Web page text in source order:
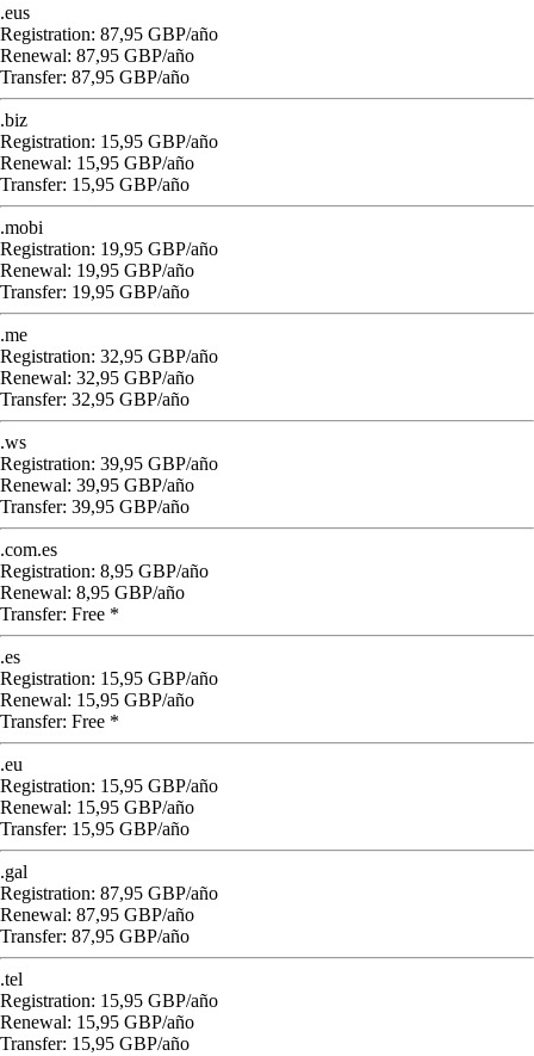
.eus
Registration: 87,95 GBP/año
Renewal: 87,95 GBP/año
Transfer: 87,95 GBP/año
.biz
Registration: 15,95 GBP/año
Renewal: 15,95 GBP/año
Transfer: 15,95 GBP/año
.mobi
Registration: 19,95 GBP/año
Renewal: 19,95 GBP/año
Transfer: 19,95 GBP/año
.me
Registration: 32,95 GBP/año
Renewal: 32,95 GBP/año
Transfer: 32,95 GBP/año
.ws
Registration: 39,95 GBP/año
Renewal: 39,95 GBP/año
Transfer: 39,95 GBP/año
.com.es
Registration: 8,95 GBP/año
Renewal: 8,95 GBP/año
Transfer: Free *
.es
Registration: 15,95 GBP/año
Renewal: 15,95 GBP/año
Transfer: Free *
.eu
Registration: 15,95 GBP/año
Renewal: 15,95 GBP/año
Transfer: 15,95 GBP/año
.gal
Registration: 87,95 GBP/año
Renewal: 87,95 GBP/año
Transfer: 87,95 GBP/año
.tel
Registration: 15,95 GBP/año
Renewal: 15,95 GBP/año
Transfer: 15,95 GBP/año